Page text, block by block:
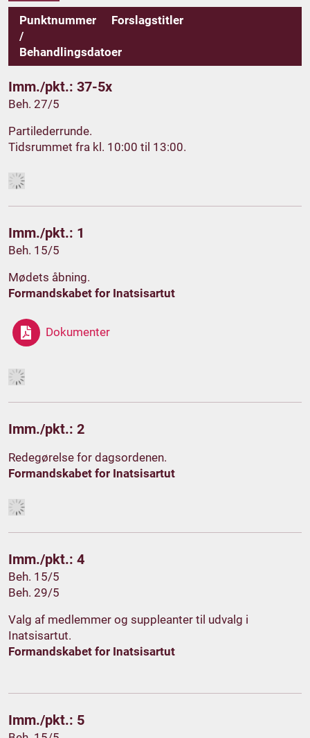
Punktnummer
/
Behandlingsdatoer
Forslagstitler
Imm./pkt.: 37-5x
Beh. 27/5
Partilederrunde.
Tidsrummet fra kl. 10:00 til 13:00.
Imm./pkt.: 1
Beh. 15/5
Mødets åbning.
Formandskabet for Inatsisartut
Dokumenter
Imm./pkt.: 2
Redegørelse for dagsordenen.
Formandskabet for Inatsisartut
Imm./pkt.: 4
Beh. 15/5
Beh. 29/5
Valg af medlemmer og suppleanter til udvalg i
Inatsisartut.
Formandskabet for Inatsisartut
Imm./pkt.: 5